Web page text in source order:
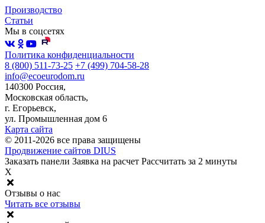
Производство
Статьи
Мы в соцсетях
Политика конфиденциальности
8 (800) 511-73-25 +7 (499) 704-58-28
info@ecoeurodom.ru
140300 Россия,
Московская область,
г. Егорьевск,
ул. Промышленная дом 6
Карта сайта
© 2011-2026 все права защищены
Продвижение сайтов DIUS
Заказать панели Заявка на расчет Рассчитать за 2 минуты
X
Отзывы о нас
Читать все отзывы